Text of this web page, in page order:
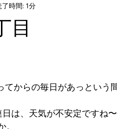
目
了時間: 1分
からの毎日があっという
は、天気が不安定ですね